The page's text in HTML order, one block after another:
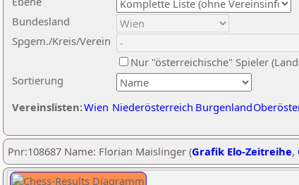
Sortierung
Bundesland
Spgem./Kreis/Verein
Nur "österreichische" Spieler
Vereinslisten:Wien Niederösterreich Burgenland
Pnr:108687 Name: Florian Maislinger (Grafik Elo-Zeitreihe,